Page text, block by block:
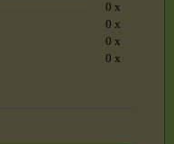
0 x
0 x
0 x
0 x